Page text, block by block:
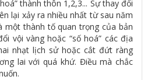
thành thôn 1,2,3... Sự thay đổi
lại xảy ra nhiều nhất từ sau năm
một thành tố quan trọng của bản
vội vàng hoặc “số hoá” các địa
nhạt lịch sử hoặc cắt đứt ràng
lai với quá khứ. Điều mà chắc